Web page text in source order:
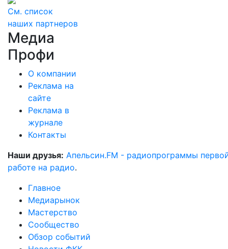
См. список
наших партнеров
Медиа
Профи
О компании
Реклама на
сайте
Реклама в
журнале
Контакты
Наши друзья: Апельсин.FM - радиопрограммы
работе на радио.
Главное
Медиарынок
Мастерство
Сообщество
Обзор событий